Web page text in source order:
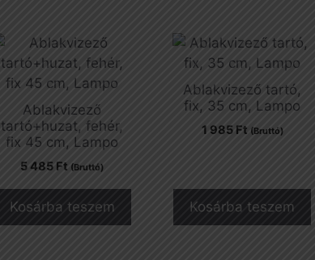
Ablakvizező
tartó+huzat, fehér,
fix 45 cm, Lampo
5 485 Ft (Bruttó)
Kosárba teszem
Ablakvizező tartó,
fix, 35 cm, Lampo
1 985 Ft (Bruttó)
Kosárba teszem